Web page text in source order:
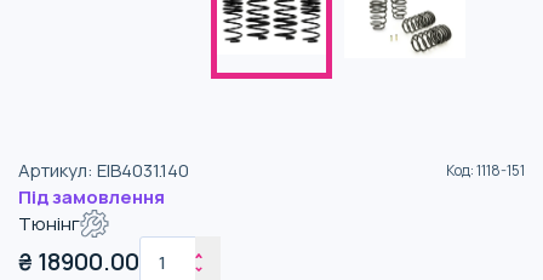
Артикул: EIB4031.140 Код:1118-151
Під замовлення
Тюнінг
₴ 18900.00